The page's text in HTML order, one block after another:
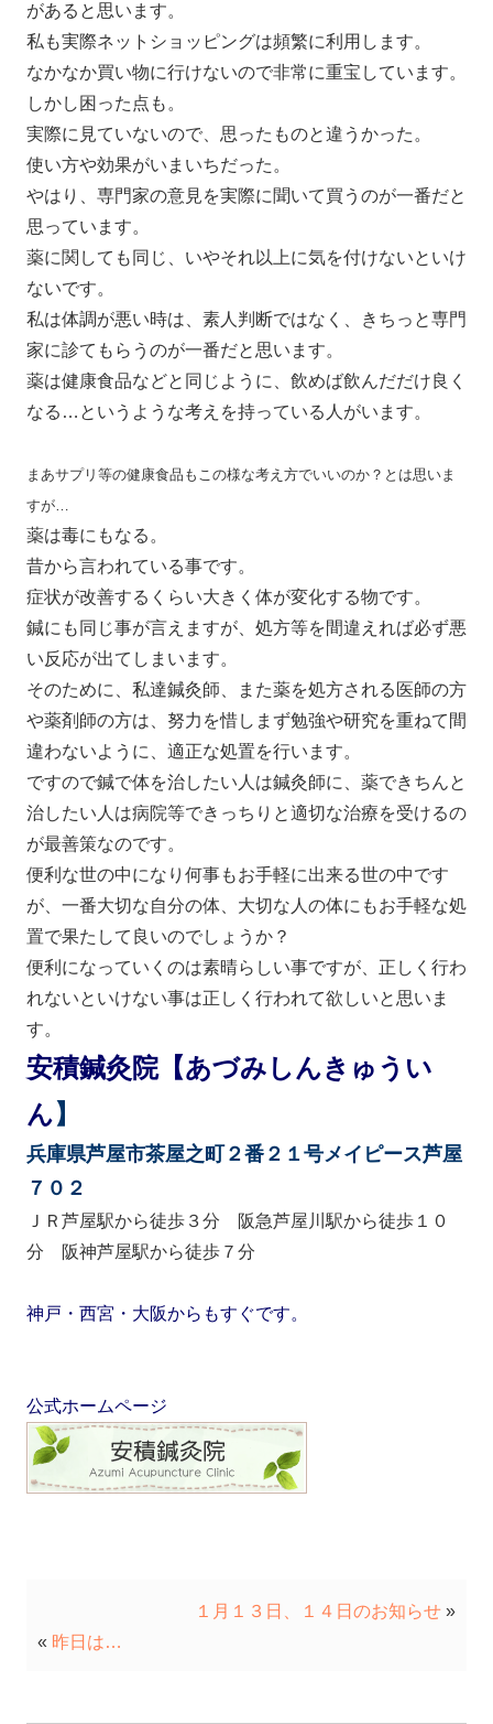
があると思います。
私も実際ネットショッピングは頻繁に利用します。
なかなか買い物に行けないので非常に重宝しています。
しかし困った点も。
実際に見ていないので、思ったものと違う かった。
使い方や効果がいまいちだった。
やはり、専門家の意見を実際に聞いて買うのが一番だと
思っています。
薬に関しても同じ、 いやそれ以上に気を付けないといけ
ないです。
私は体調が悪い時は、素人判断ではなく
、きちっと専門
家に診てもらうのが一番だと思い ます。
薬は健康食品などと同じように、飲めば飲んだだけ良く
なる…というような考えを持っている人がいます。
まあサプリ等の健康食品もこの様な考え方でいいのか？とは思いま
すが…
薬は毒にもなる。
昔から言われている事です。
症状が改善するくらい大きく体が変化する物です。
鍼にも同じ事が言えますが、処方等を間違えれば必ず悪
い反応が出てしまいます。
そのために、私達鍼灸師、
また薬を処方される医師の方
や薬剤師の方は、努力を惜しまず勉強や研究を重ねて間
違わないように、適正な処置を行います。
ですので鍼で体を治したい人は鍼灸師に、薬できちんと
治したい人は病院等できっちりと適切な治療を受けるの
が最善策なのです。
便利な世の中になり何事もお手軽に出来る世の中です
が、一番大切な自分の体、大切な人の体にもお手軽な処
置で果たして良いのでしょうか？
便利になっていくのは素晴らしい事ですが、 正しく 行わ
れないといけない事は正しく行われて欲しいと思いま
す。
安積鍼灸院【あづみしんきゅうい
ん】
兵庫県芦屋市茶屋之町２番２１号メイピース芦屋
７０２
ＪＲ芦屋駅から徒歩３分 阪急芦屋川駅から徒歩１０
分 阪神芦屋駅から徒歩７分
神戸・西宮・大阪からもすぐです。
公式ホームページ
１月１３日、１４日のお知らせ »
« 昨日は…